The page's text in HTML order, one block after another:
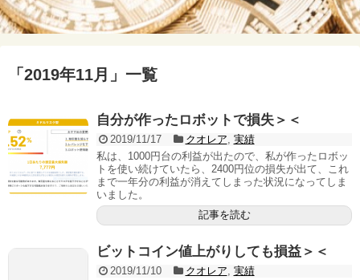
「 2019年11月 」 一覧
自分が作ったロボットで損失＞＜
2019/11/17 クオレア 実績
私は、1000円台の利益が出たので、私が作ったロボッ
トを使い続けていたら、2400円位の損失が出て、これ
まで一年分の利益が消えてしまった状況になってしま
いました。
記事を読む
ビットコイン値上がりしても損益＞＜
2019/11/10 クオレア 実績